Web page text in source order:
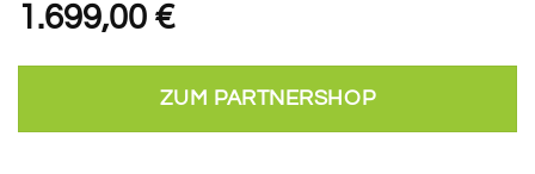
1.699,00 €
ZUM PARTNERSHOP